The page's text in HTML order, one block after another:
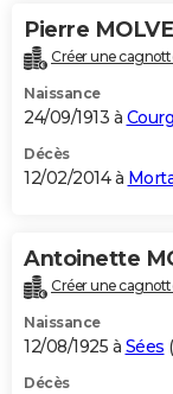
Pierre
Créer une
Naissance
24/09/1913 à
Décès
12/02/2014 à
Antoinette
Créer une
Naissance
12/08/1925 à Sées (
Décès